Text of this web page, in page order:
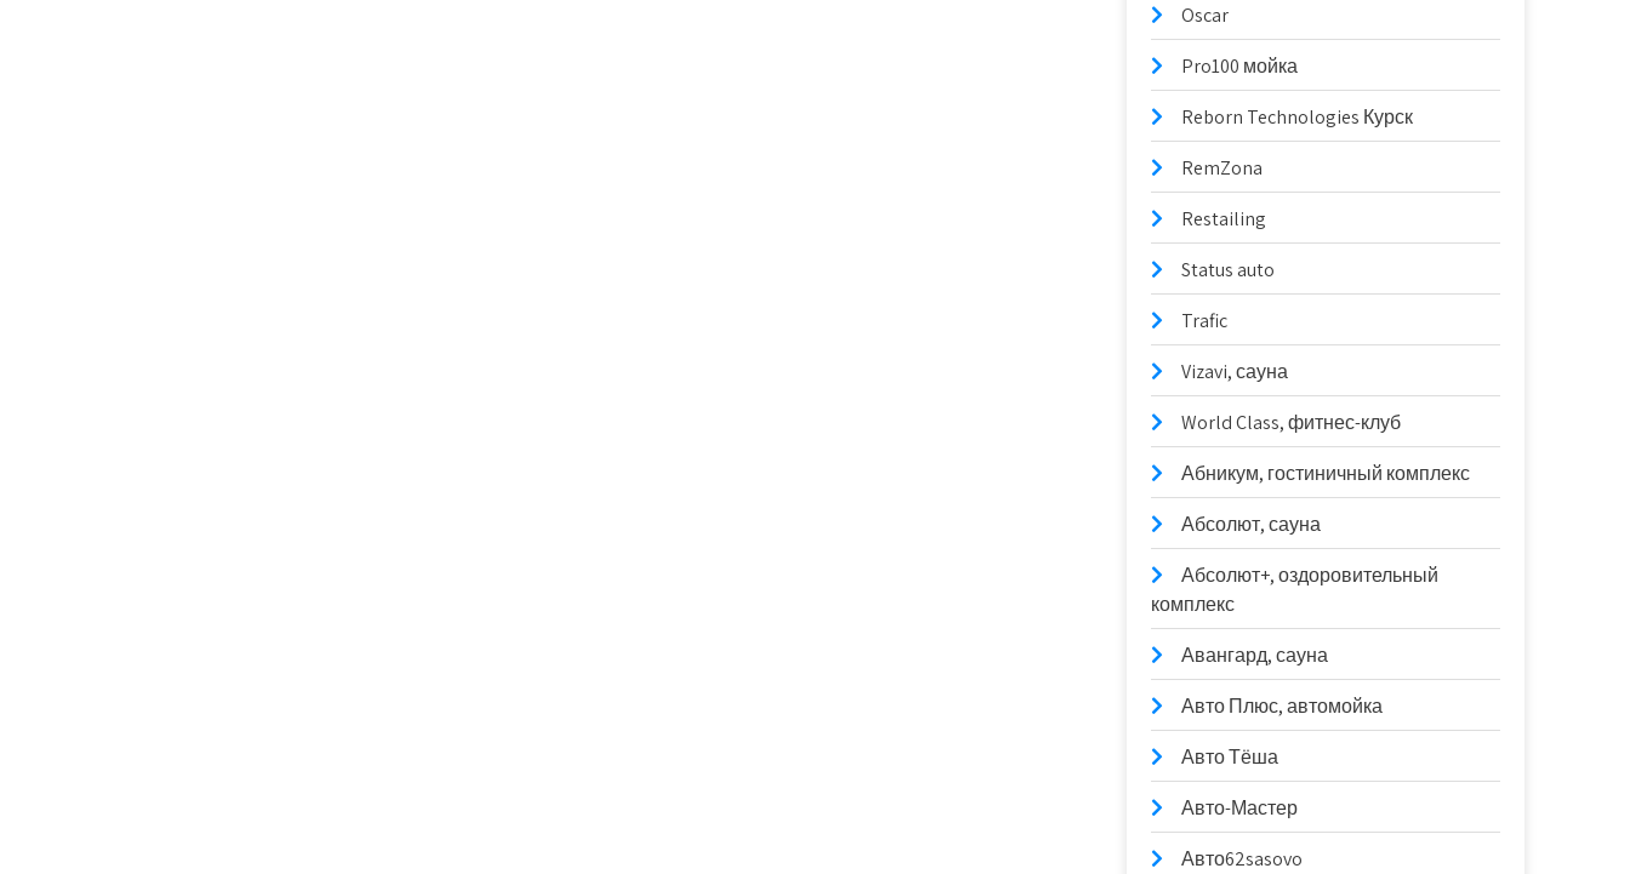
Oscar
Pro100 мойка
Reborn Technologies Курск
RemZona
Restailing
Status auto
Trafic
Vizavi, сауна
World Class, фитнес-клуб
Абникум, гостиничный комплекс
Абсолют, сауна
Абсолют+, оздоровительный
комплекс
Авангард, сауна
Авто Плюс, автомойка
Авто Тёша
Авто-Мастер
Авто62sasovo